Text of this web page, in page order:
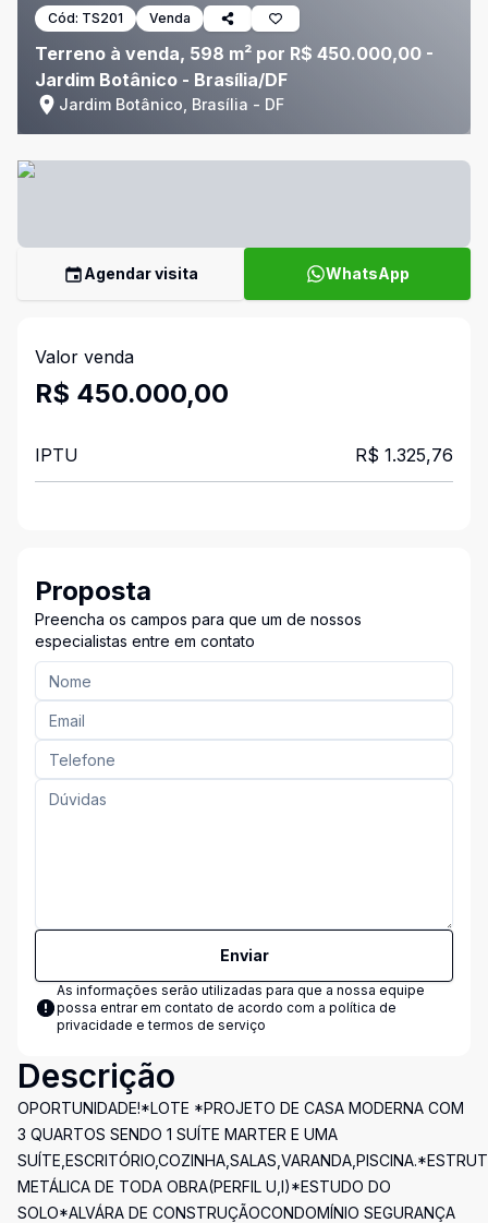
Cód: TS201 Venda
Terreno à venda, 598 m² por R$ 450.000,00 -
Jardim Botânico - Brasília/DF
Jardim Botânico, Brasília - DF
Agendar visita WhatsApp
Valor venda
R$ 450.000,00
IPTU R$ 1.325,76
Proposta
Preencha os campos para que um de nossos
especialistas entre em contato
Enviar
As informações serão utilizadas para que a nossa equipe
possa entrar em contato de acordo com a política de
privacidade e termos de serviço
Descrição
OPORTUNIDADE!*LOTE *PROJETO DE CASA MODERNA COM
3 QUARTOS SENDO 1 SUÍTE MARTER E UMA
METÁLICA DE TODA OBRA(PERFIL U,I)*ESTUDO DO
SOLO*ALVÁRA DE CONSTRUÇÃOCONDOMÍNIO SEGURANÇA